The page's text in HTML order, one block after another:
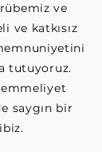
ve
ve katkısız
tutuyoruz.
saygın bir